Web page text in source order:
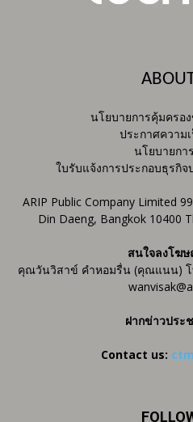
นโยบายการคุ้มครอ
ประกาศความ
นโยบายกา
ใบรับแจ้งการประกอบธุรกิ
ARIP Public Company Limited
Din Daeng, Bangkok 10400
สนใจลงโฆ
คุณวันวิสาข์ คำหอมรื่น (คุณแนน) โ
ฝากข่าวประ
Contact us: